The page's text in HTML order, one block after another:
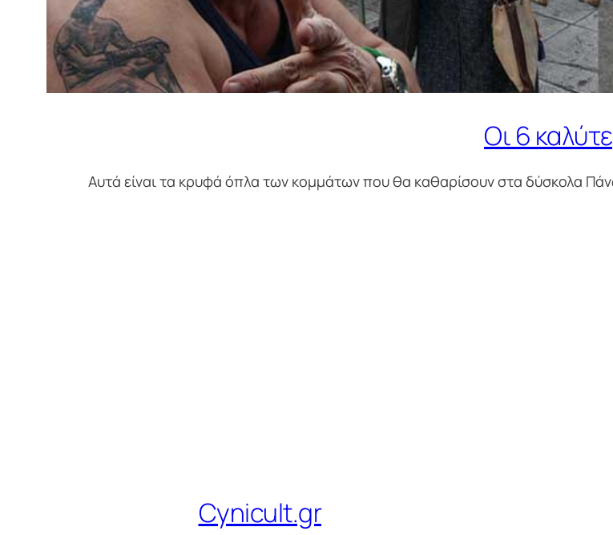
Οι 6
Αυτά είναι τα κρυφά όπλα των κομμάτων που θα καθαρίσουν στα δύσκολα
Cynicult.gr